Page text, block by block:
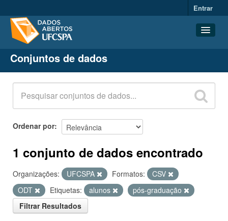
Entrar
Conjuntos de dados
Organizações
Grupos
Sobre
Conjuntos de dados
Ordenar por
1 conjunto de dados encontrado
Organizações: UFCSPA Formatos:
CSV
ODT
Etiquetas: alunos
pós-graduação
Filtrar Resultados